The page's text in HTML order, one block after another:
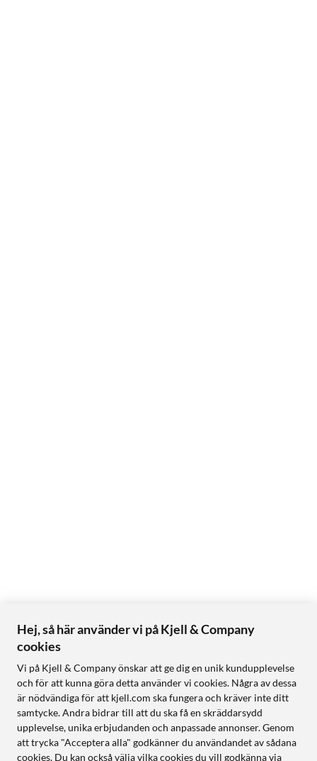
Hej, så här använder vi på Kjell & Company
cookies
Vi på Kjell & Company önskar att ge dig en unik kundupplevelse
och för att kunna göra detta använder vi cookies. Några av dessa
är nödvändiga för att kjell.com ska fungera och kräver inte ditt
samtycke. Andra bidrar till att du ska få en skräddarsydd
upplevelse, unika erbjudanden och anpassade annonser. Genom
att trycka "Acceptera alla" godkänner du användandet av sådana
cookies. Du kan också välja vilka cookies du vill godkänna via